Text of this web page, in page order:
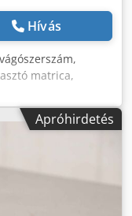
Hívás
matrica,
matrica
tartó, matrica
Codpfx
- Súly: 4,7 kg
Apróhirdetés